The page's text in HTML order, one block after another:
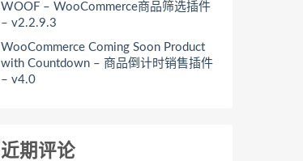
WOOF – WooCommerce商品筛选插件
– v2.2.9.3
WooCommerce Coming Soon Product
with Countdown – 商品倒计时销售插件
– v4.0
近期评论